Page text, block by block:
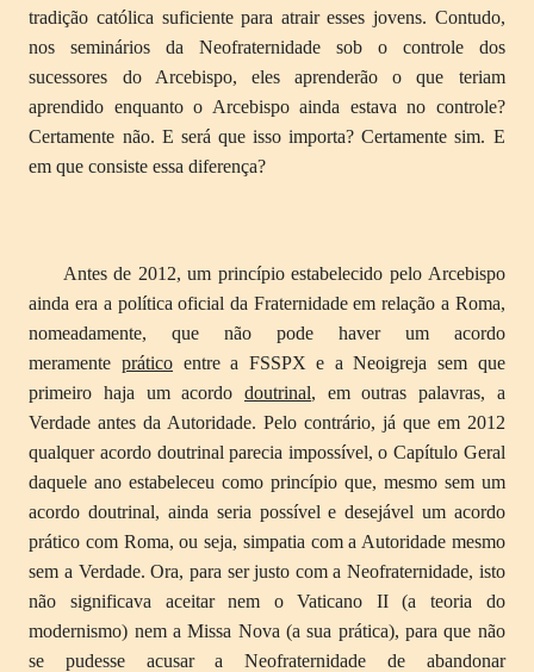
tradição católica suficiente para atrair esses jovens. Contudo,
nos seminários da Neofraternidade sob o controle dos
sucessores do Arcebispo, eles aprenderão o que teriam
aprendido enquanto o Arcebispo ainda estava no controle?
Certamente não. E será que isso importa? Certamente sim. E
em que consiste essa diferença?
Antes de 2012, um princípio estabelecido pelo Arcebispo
ainda era a política oficial da Fraternidade em relação a Roma,
nomeadamente, que não pode haver um acordo
meramenteprático entre a FSSPX e a Neoigreja sem que
primeiro haja um acordo doutrinal, em outras palavras, a
Verdade antes da Autoridade. Pelo contrário, já que em 2012
qualquer acordo doutrinal parecia impossível, o Capítulo Geral
daquele ano estabeleceu como princípio que, mesmo sem um
acordo doutrinal, ainda seria possível e desejável um acordo
prático com Roma, ou seja, simpatia com a Autoridade mesmo
sem a Verdade. Ora, para ser justo com a Neofraternidade, isto
não significava aceitar nem o Vaticano II (a teoria do
modernismo) nem a Missa Nova (a sua prática), para que não
se pudesse acusar a Neofraternidade de abandonar